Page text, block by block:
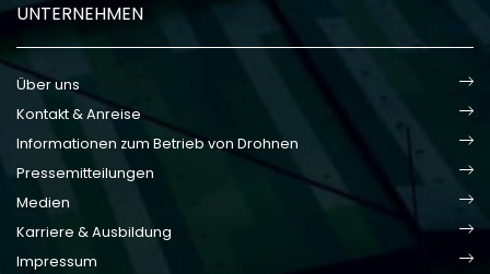
UNTERNEHMEN
Über uns
Kontakt & Anreise
Informationen zum Betrieb von Drohnen
Pressemitteilungen
Medien
Karriere & Ausbildung
Impressum